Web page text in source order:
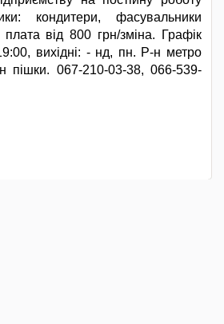
кондитери, фасувальники
від 800 грн/зміна. Графік
вихідні: - нд, пн. Р-н метро
пішки. 067-210-03-38, 066-539-